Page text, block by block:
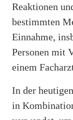
Reaktionen
bestimmten
Einnahme,
Personen mit
einem
In der
in